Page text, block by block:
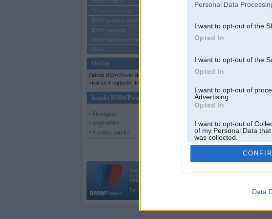
Personal Data
I want to opt-out of the
Opted In
I want to opt-out of the
Opted In
I want to opt-out of
Advertising.
Opted In
I want to opt-out of
of my Personal Data
was collected.
Opted Out
Data
Sērijveida tūnings
BMW pasaules jaunumi
BMW koncepti
BMW konkurentu jaunumi
Moto
Online
Pašreiz BMWPower skatās 148
viesi un 4 reģistrēti lietotāji.
Ienākt BMWPower
• Pieslēgties
• Reģistrēties
• Aizmirsi paroli?
Vortāls BMWPower.lv darbojas
kopš 2002. gada 14. maija. Tas nav auto klubs un nav saistīts ar
BMW AG.
Par BMWPower